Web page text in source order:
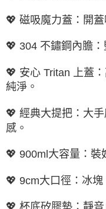
💖 磁吸魔力蓋：開
💖 304 不鏽鋼內膽：
💖 安心 Tritan 上蓋
純淨。
💖 經典大提把：大
感。
💖 900ml大容量：裝
💖 9cm大口徑：冰塊
💖 杯底矽膠墊：靜